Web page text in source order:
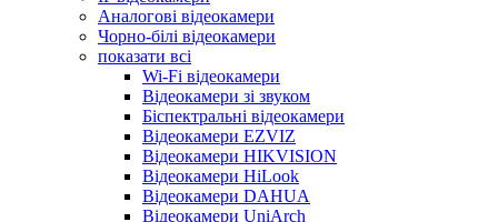
Аналогові відеокамери
Чорно-білі відеокамери
показати всі
Wi-Fi відеокамери
Відеокамери зі звуком
Біспектральні відеокамери
Відеокамери EZVIZ
Відеокамери HIKVISION
Відеокамери HiLook
Відеокамери DAHUA
Відеокамери UniArch